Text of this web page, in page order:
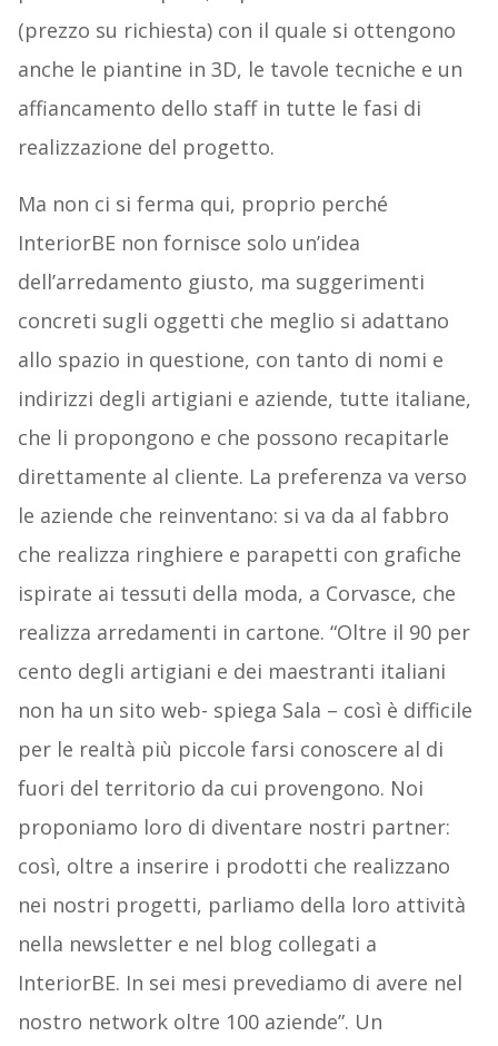
(prezzo su richiesta) con il quale si ottengono
anche le piantine in 3D, le tavole tecniche e un
affiancamento dello staff in tutte le fasi di
realizzazione del progetto.
Ma non ci si ferma qui, proprio perché
InteriorBE non fornisce solo un’idea
dell’arredamento giusto, ma suggerimenti
concreti sugli oggetti che meglio si adattano
allo spazio in questione, con tanto di nomi e
indirizzi degli artigiani e aziende, tutte italiane,
che li propongono e che possono recapitarle
direttamente al cliente. La preferenza va verso
le aziende che reinventano: si va da al fabbro
che realizza ringhiere e parapetti con grafiche
ispirate ai tessuti della moda, a Corvasce, che
realizza arredamenti in cartone. “Oltre il 90 per
cento degli artigiani e dei maestranti italiani
non ha un sito web- spiega Sala – così è difficile
per le realtà più piccole farsi conoscere al di
fuori del territorio da cui provengono. Noi
proponiamo loro di diventare nostri partner:
così, oltre a inserire i prodotti che realizzano
nei nostri progetti, parliamo della loro attività
nella newsletter e nel blog collegati a
InteriorBE. In sei mesi prevediamo di avere nel
nostro network oltre 100 aziende”. Un